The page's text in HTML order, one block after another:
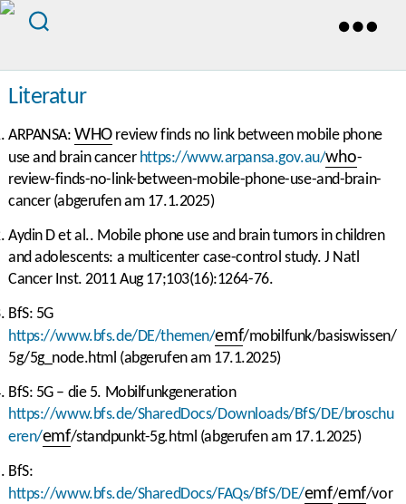
Literatur
ARPANSA:WHOreview finds no link between mobile phone
use and brain cancer https://www.arpansa.gov.au/who-
review-finds-no-link-between-mobile-phone-use-and-brain-
cancer (abgerufen am 17.1.2025)
Aydin D et al.. Mobile phone use and brain tumors in children
and adolescents: a multicenter case-control study. J Natl
Cancer Inst. 2011 Aug 17;103(16):1264-76.
BfS: 5G
https://www.bfs.de/DE/themen/emf/mobilfunk/basiswissen/
5g/5g_node.html (abgerufen am 17.1.2025)
BfS: 5G – die 5. Mobilfunkgeneration
https://www.bfs.de/SharedDocs/Downloads/BfS/DE/broschu
eren/emf/standpunkt-5g.html (abgerufen am 17.1.2025)
BfS:
https://www.bfs.de/SharedDocs/FAQs/BfS/DE/emf/emf/vor